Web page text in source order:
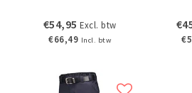
€54,95 Excl. btw
€66,49 Incl. btw